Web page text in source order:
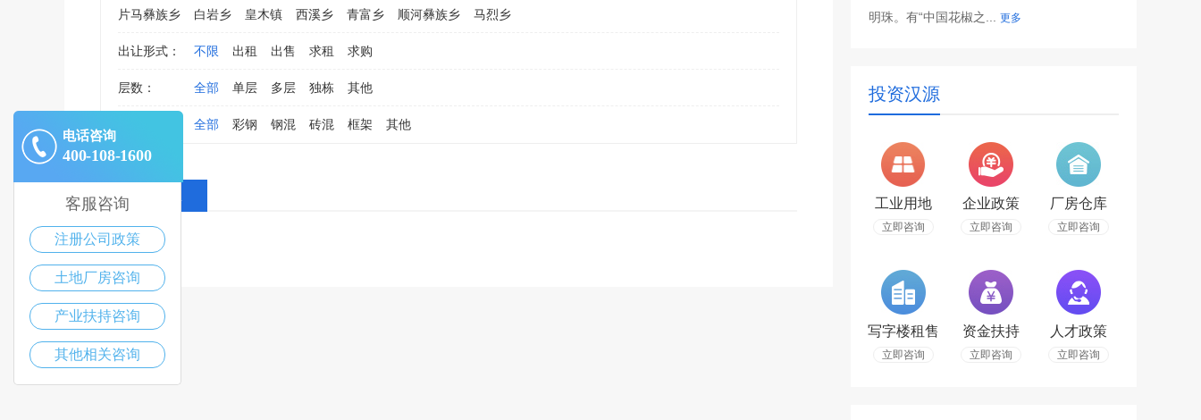
片马彝族乡 白岩乡 皇木镇 西溪乡 青富乡 顺河彝族乡 马烈乡
出让形式： 不限 出租 出售 求租 求购
层数： 全部 单层 多层 独栋 其他
全部 彩钢 钢混 砖混 框架 其他
全部消息
明珠。有“中国花椒之... 更多
投资汉源
工业用地
立即咨询
企业政策
立即咨询
厂房仓库
立即咨询
写字楼租售
立即咨询
资金扶持
立即咨询
人才政策
立即咨询
电话咨询
400-108-1600
客服咨询
注册公司政策
土地厂房咨询
产业扶持咨询
其他相关咨询